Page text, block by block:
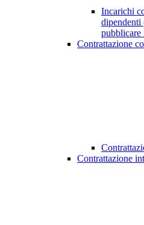
Incarichi
dipendenti
pubblicare
Contrattazione
Contrattazione